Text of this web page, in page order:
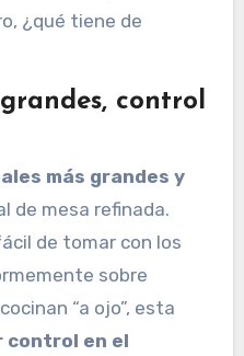
¿qué tiene de
control
más grandes y
de mesa refinada.
de tomar con los
sobre
“a ojo”, esta
control en el